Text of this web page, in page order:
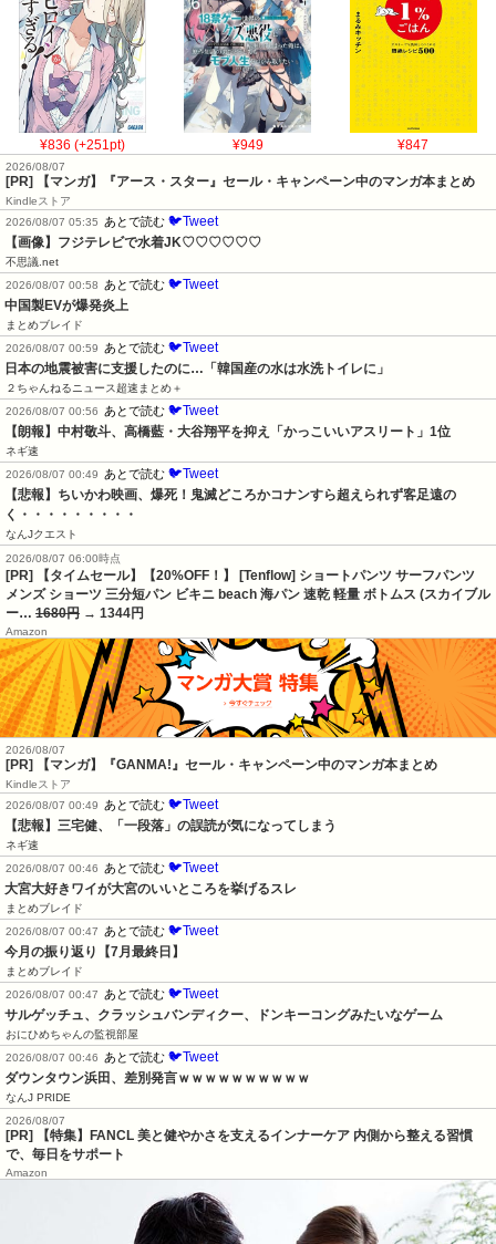
¥836 (+251pt) ¥949 ¥847
2026/08/07
[PR] 【マンガ】『アース・スター』セール・キャンペーン中のマンガ本まとめ
Kindleストア
2026/08/07 05:35
あとで読む 🐦Tweet
【画像】フジテレビで水着JK♡♡♡♡♡♡
不思議.net
2026/08/07 00:58
あとで読む 🐦Tweet
中国製EVが爆発炎上
まとめブレイド
2026/08/07 00:59
あとで読む 🐦Tweet
日本の地震被害に支援したのに…「韓国産の水は水洗トイレに」
２ちゃんねるニュース超速まとめ＋
2026/08/07 00:56
あとで読む 🐦Tweet
【朗報】中村敬斗、高橋藍・大谷翔平を抑え「かっこいいアスリート」1位
ネギ速
2026/08/07 00:49
あとで読む 🐦Tweet
【悲報】ちいかわ映画、爆死！鬼滅どころかコナンすら超えられず客足遠の
く・・・・・・・・・
なんJクエスト
2026/08/07 06:00時点
[PR] 【タイムセール】【20%OFF！】 [Tenflow] ショートパンツ サーフパンツ
メンズ ショーツ 三分短パン ビキニ beach 海パン 速乾 軽量 ボトムス (スカイブル
ー… 1680円 → 1344円
Amazon
2026/08/07
[PR] 【マンガ】『GANMA!』セール・キャンペーン中のマンガ本まとめ
Kindleストア
2026/08/07 00:49
あとで読む 🐦Tweet
【悲報】三宅健、「一段落」の誤読が気になってしまう
ネギ速
2026/08/07 00:46
あとで読む 🐦Tweet
大宮大好きワイが大宮のいいところを挙げるスレ
まとめブレイド
2026/08/07 00:47
あとで読む 🐦Tweet
今月の振り返り【7月最終日】
まとめブレイド
2026/08/07 00:47
あとで読む 🐦Tweet
サルゲッチュ、クラッシュバンディクー、ドンキーコングみたいなゲーム
おにひめちゃんの監視部屋
2026/08/07 00:46
あとで読む 🐦Tweet
ダウンタウン浜田、差別発言ｗｗｗｗｗｗｗｗｗｗ
なんJ PRIDE
2026/08/07
[PR] 【特集】FANCL 美と健やかさを支えるインナーケア 内側から整える習慣
で、毎日をサポート
Amazon